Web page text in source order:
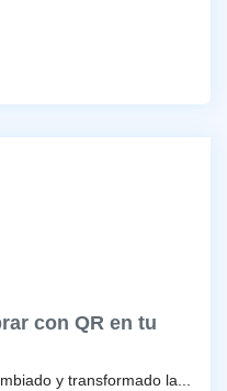
con QR en tu
y transformado la...